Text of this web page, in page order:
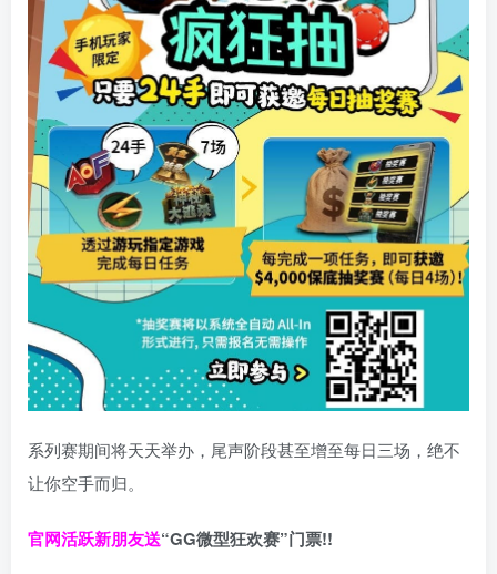
系列赛期间将天天举办，尾声阶段甚至增至每日三场，绝不
让你空手而归。
官网活跃新朋友送“GG微型狂欢赛”门票!!